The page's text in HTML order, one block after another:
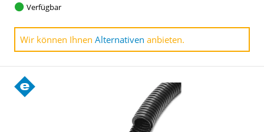
Verfügbar
Wir können Ihnen Alternativen anbieten.